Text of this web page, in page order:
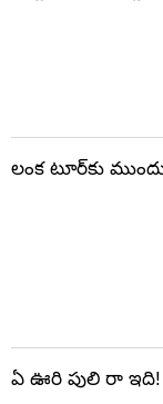
లంక టూర్‌కు
ఏ ఊరి పులి రా ఇది!